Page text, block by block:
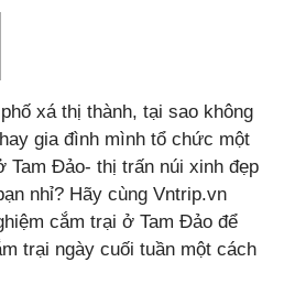
xá thị thành, tại sao không
gia đình mình tổ chức một
Tam Đảo- thị trấn núi xinh đẹp
nhỉ? Hãy cùng Vntrip.vn
cắm trại ở Tam Đảo để
trại ngày cuối tuần một cách